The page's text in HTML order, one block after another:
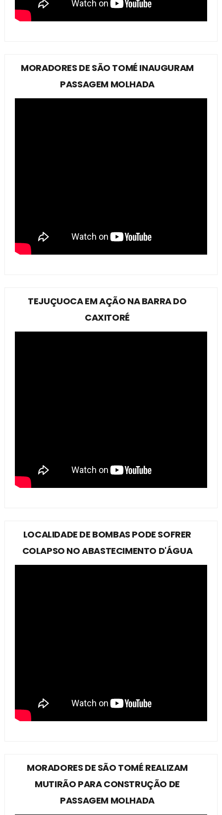
MORADORES DE SÃO TOMÉ INAUGURAM
PASSAGEM MOLHADA
TEJUÇUOCA EM AÇÃO NA BARRA DO
CAXITORÉ
LOCALIDADE DE BOMBAS PODE SOFRER
COLAPSO NO ABASTECIMENTO D'ÁGUA
MORADORES DE SÃO TOMÉ REALIZAM
MUTIRÃO PARA CONSTRUÇÃO DE
PASSAGEM MOLHADA